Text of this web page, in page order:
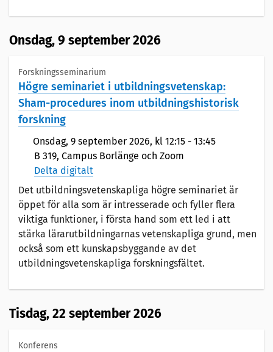
Onsdag, 9 september 2026
Forskningsseminarium
Högre seminariet i utbildningsvetenskap:
Sham-procedures inom utbildningshistorisk
forskning
Onsdag, 9 september 2026, kl 12:15 - 13:45
B 319, Campus Borlänge och Zoom
Delta digitalt
Det utbildningsvetenskapliga högre seminariet är
öppet för alla som är intresserade och fyller flera
viktiga funktioner, i första hand som ett led i att
stärka lärarutbildningarnas vetenskapliga grund, men
också som ett kunskapsbyggande av det
utbildningsvetenskapliga forskningsfältet.
Tisdag, 22 september 2026
Konferens